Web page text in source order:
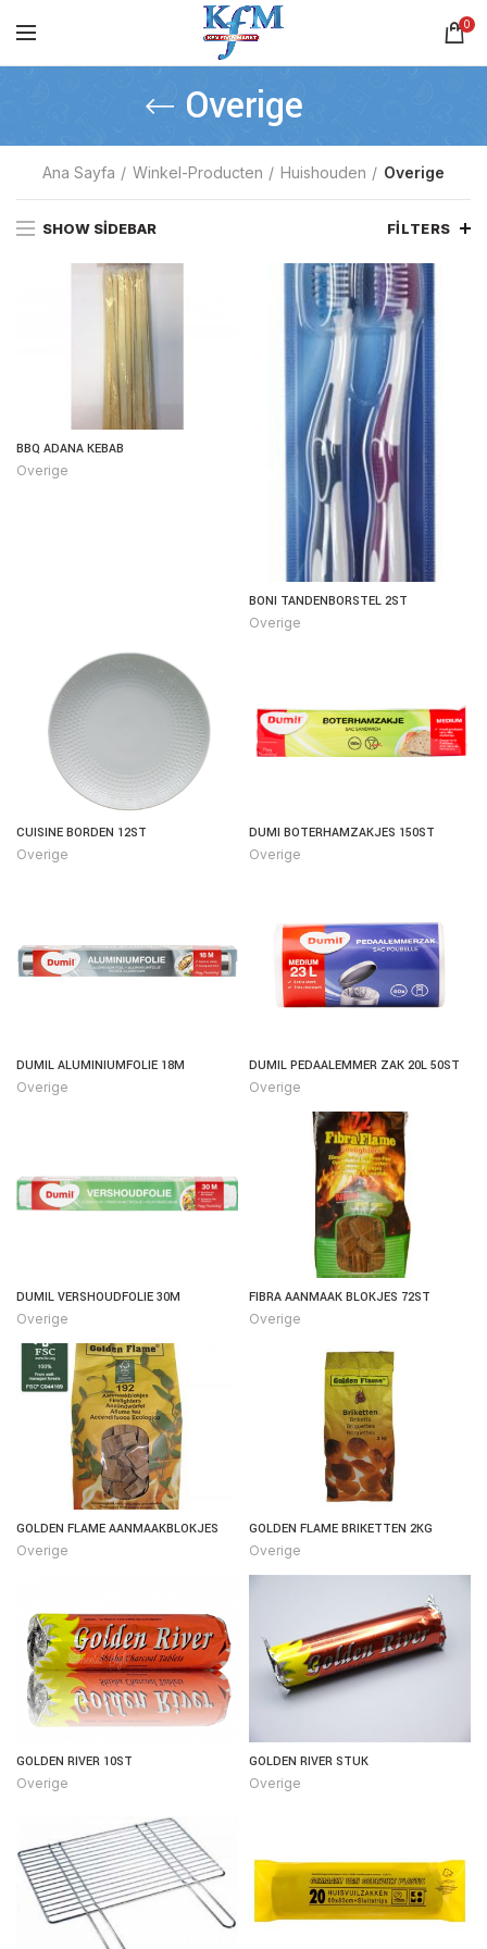
0
Overige
Ana Sayfa Winkel-Producten Huishouden Overige
SHOW SIDEBAR FILTERS
BBQ ADANA KEBAB
Overige
BONI TANDENBORSTEL 2ST
Overige
CUISINE BORDEN 12ST
Overige
DUMI BOTERHAMZAKJES 150ST
Overige
DUMIL ALUMINIUMFOLIE 18M
Overige
DUMIL PEDAALEMMER ZAK 20L 50ST
Overige
DUMIL VERSHOUDFOLIE 30M
Overige
FIBRA AANMAAK BLOKJES 72ST
Overige
GOLDEN FLAME AANMAAKBLOKJES
Overige
GOLDEN FLAME BRIKETTEN 2KG
Overige
GOLDEN RIVER 10ST
Overige
GOLDEN RIVER STUK
Overige